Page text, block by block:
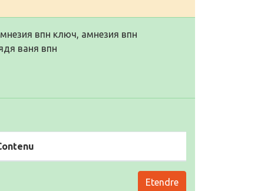
впн ключ, амнезия впн
ваня впн
Etendre